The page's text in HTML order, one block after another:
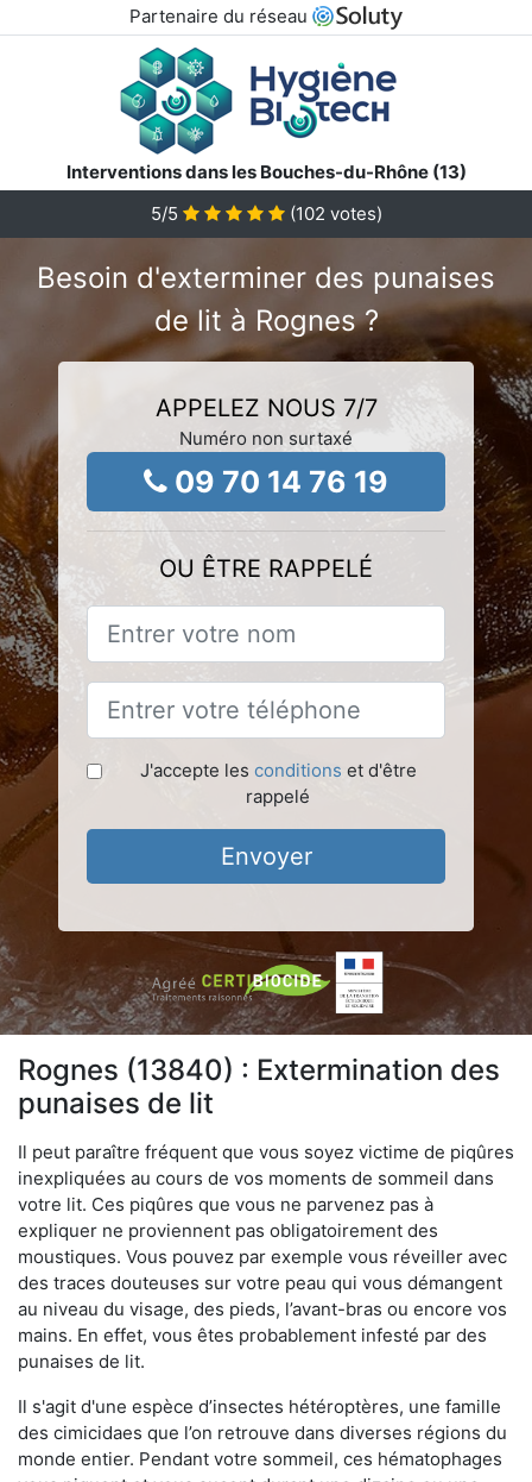
Partenaire du réseau
Interventions dans les Bouches-du-Rhône (13)
5/5 (102 votes)
Besoin d'exterminer des punaises
de lit à Rognes ?
APPELEZ NOUS 7/7
Numéro non surtaxé
09 70 14 76 19
OU ÊTRE RAPPELÉ
J'accepte les conditions et d'être
rappelé
Envoyer
Rognes (13840) : Extermination des
punaises de lit
Il peut paraître fréquent que vous soyez victime de piqûres
inexpliquées au cours de vos moments de sommeil dans
votre lit. Ces piqûres que vous ne parvenez pas à
expliquer ne proviennent pas obligatoirement des
moustiques. Vous pouvez par exemple vous réveiller avec
des traces douteuses sur votre peau qui vous démangent
au niveau du visage, des pieds, l’avant-bras ou encore vos
mains. En effet, vous êtes probablement infesté par des
punaises de lit.
Il s'agit d'une espèce d’insectes hétéroptères, une famille
des cimicidaes que l’on retrouve dans diverses régions du
monde entier. Pendant votre sommeil, ces hématophages